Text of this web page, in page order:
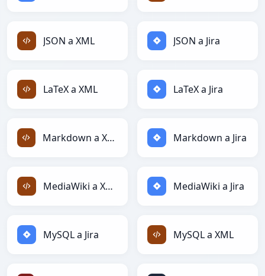
JSON a XML JSON a Jira
LaTeX a XML LaTeX a Jira
Markdown a XML Markdown a Jira
MediaWiki a XML MediaWiki a Jira
MySQL a Jira MySQL a XML